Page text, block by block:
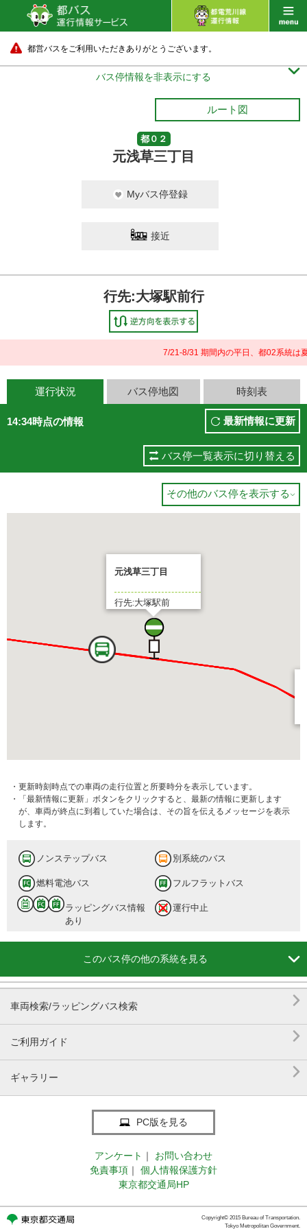
都営バスをご利用いただきありがとうございます。
バス停情報を非表示にする 
ルート図
都０２
元浅草三丁目
Myバス停登録
接近
行先:大塚駅前行
7/21-8/31 期間内の平日、都02系統は
運行状況 バス停地図 時刻表
14:34時点の情報 最新情報に更新
バス停一覧表示に切り替える
その他のバス停を表示する 
元浅草三丁目
行先:大塚駅前
・更新時刻時点での車両の走行位置と所要時分を表示しています。
・「最新情報に更新」ボタンをクリックすると、最新の情報に更新します
が、車両が終点に到着していた場合は、その旨を伝えるメッセージを表示
します。
ノンステップバス 別系統のバス
燃料電池バス フルフラットバス
ラッピングバス情報
あり
運行中止
このバス停の他の系統を見る 
車両検索/ラッピングバス検索 
ご利用ガイド 
ギャラリー 
PC版を見る
アンケート ｜
お問い合わせ
免責事項 ｜
個人情報保護方針
東京都交通局HP
Copyright© 2015 Bureau of Transportation.
Tokyo Metropolitan Government.